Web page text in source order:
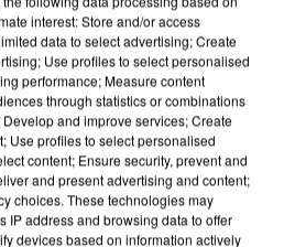
interest: Store and/or access
data to select advertising; Create
Use profiles to select personalised
performance; Measure content
through statistics or combinations
and improve services; Create
Use profiles to select personalised
content; Ensure security, prevent and
and present advertising and content;
choices. These technologies may
IP address and browsing data to offer
devices based on information actively